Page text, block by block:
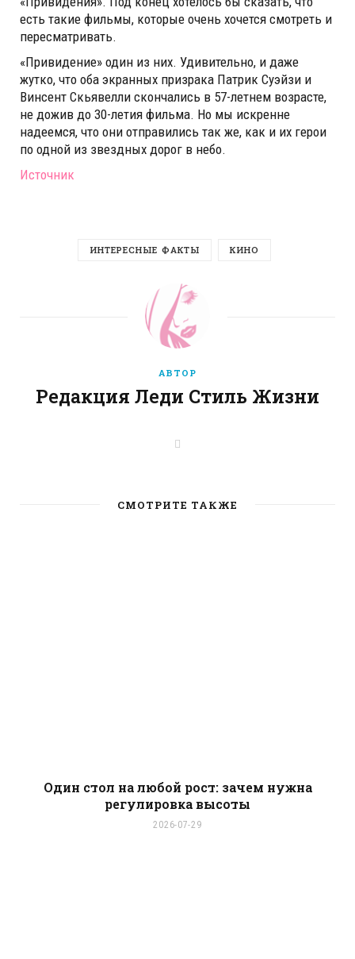
есть такие фильмы, которые очень хочется смотреть и
пересматривать.
«Привидение» один из них. Удивительно, и даже
жутко, что оба экранных призрака Патрик Суэйзи и
Винсент Скьявелли скончались в 57-летнем возрасте,
не дожив до 30-летия фильма. Но мы искренне
надеемся, что они отправились так же, как и их герои
по одной из звездных дорог в небо.
Источник
ИНТЕРЕСНЫЕ ФАКТЫ КИНО
АВТОР
Редакция Леди Стиль Жизни
e
СМОТРИТЕ ТАКЖЕ
Один стол на любой рост: зачем нужна
регулировка высоты
2026-07-29